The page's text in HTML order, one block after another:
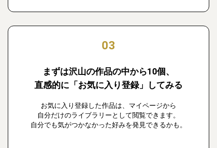
03
まずは沢山の作品の中から10個、
直感的に「お気に入り登録」してみる
お気に入り登録した作品は、マイページから
自分だけのライブラリーとして閲覧できます。
自分でも気がつかなかった好みを発見できるかも。